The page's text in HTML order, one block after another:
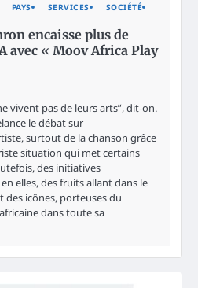
PAYS SERVICES
SOCIÉTÉ
encaisse plus de
avec « Moov Africa Play
vivent pas de leurs arts”, dit-on.
le débat sur
surtout de la chanson grâce
situation qui met certains
des initiatives
elles, des fruits allant dans le
des icônes, porteuses du
dans toute sa